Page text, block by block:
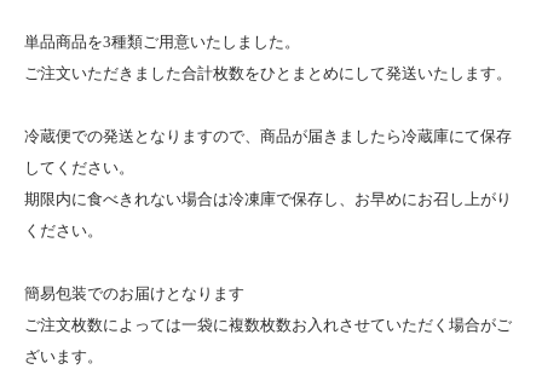
単品商品を3種類ご用意いたしました。
ご注文いただきました合計枚数をひとまとめにして発送いたします。
冷蔵便での発送となりますので、商品が届きましたら冷蔵庫にて保存
してください。
期限内に食べきれない場合は冷凍庫で保存し、お早めにお召し上がり
ください。
簡易包装でのお届けとなります
ご注文枚数によっては一袋に複数枚数お入れさせていただく場合がご
ざいます。